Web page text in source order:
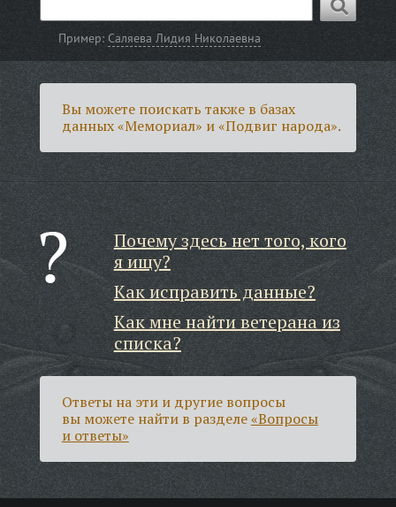
Пример:Саляева Лидия Николаевна
Вы можете поискать также в базах
данных «Мемориал» и «Подвиг народа».
Почему здесь нет того, кого
я ищу?
Как исправить данные?
Как мне найти ветерана из
списка?
Ответы на эти и другие вопросы
вы можете найти в разделе«Вопросы
и ответы»